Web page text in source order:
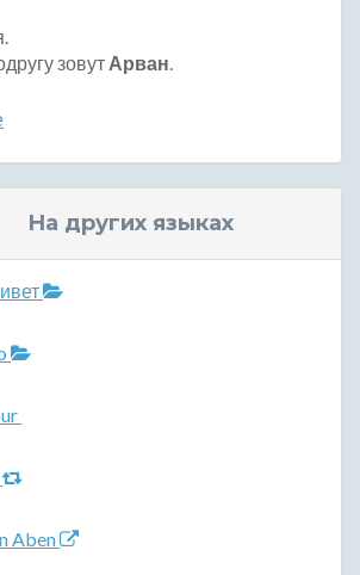
зовут Арван.
На других языках
Aben